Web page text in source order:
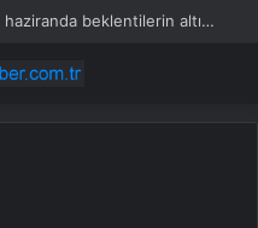
İsviçre’nin maden suyunu toplatma kararı sonrası Kızılay sessizliğini bozdu